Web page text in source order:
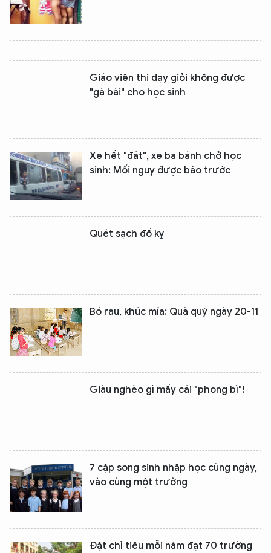
Giáo viên thi dạy giỏi không được
"gà bài" cho học sinh
Xe hết "đát", xe ba bánh chở học
sinh: Mối nguy được báo trước
Quét sạch đố kỵ
Bó rau, khúc mía: Quà quý ngày 20-11
Giàu nghèo gì mấy cái "phong bì"!
7 cặp song sinh nhập học cùng ngày,
vào cùng một trường
Đặt chỉ tiêu mỗi năm đạt 70 trường